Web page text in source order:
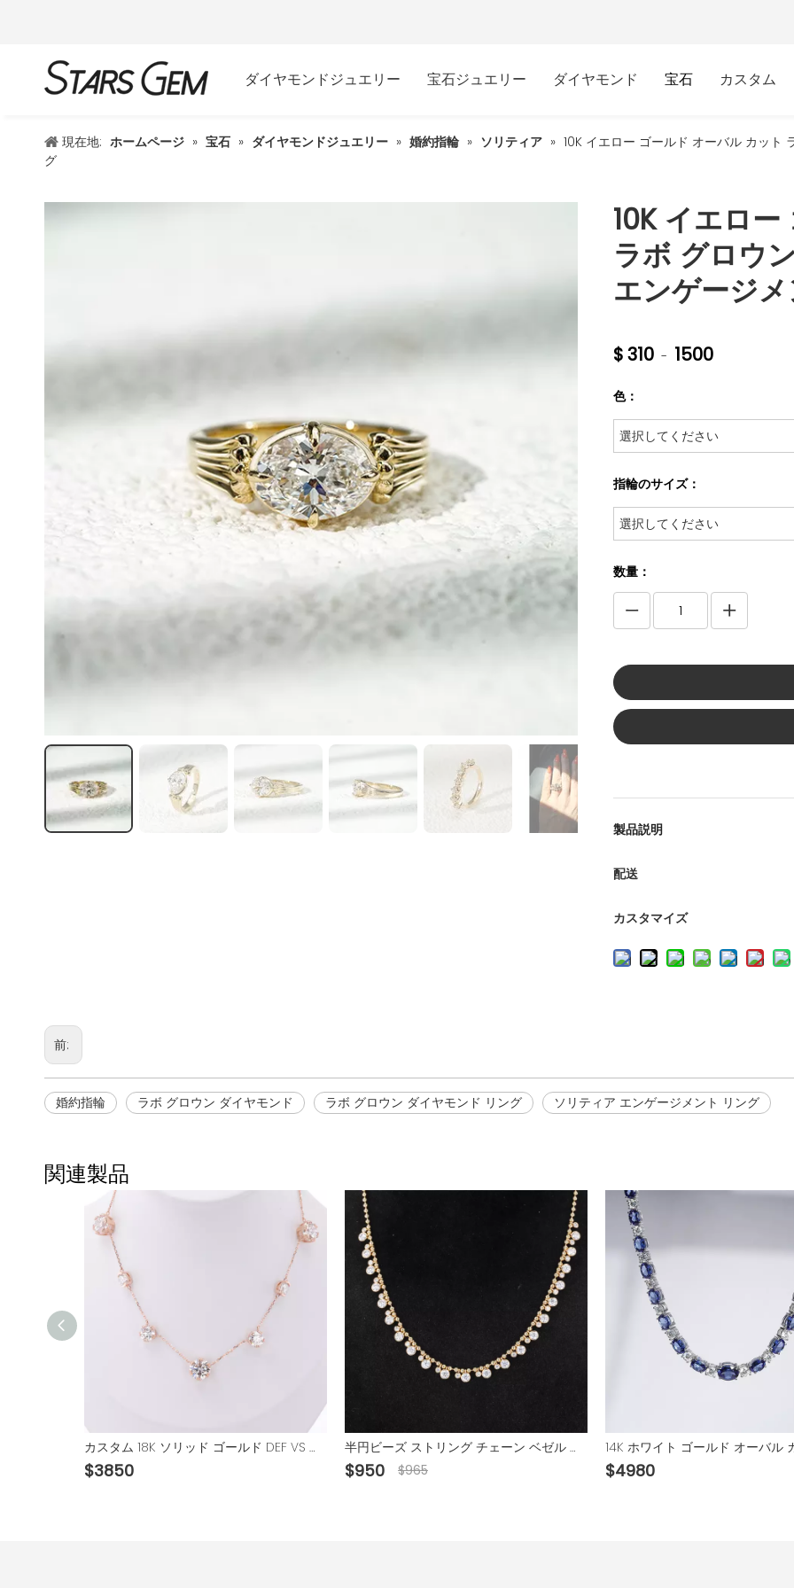
ダイヤモンドジュエリー 宝石ジュエリー ダイヤモンド 宝石 カスタム
現在地: ホームページ » 宝石 » ダイヤモンドジュエリー » 婚約指輪 » ソリティア » 10K イエロー ゴールド オーバル カット
グ
10K イエロ
ラボ グロウ
エンゲージ
$310 - 1500
色：
選択してください
指輪のサイズ：
選択してください
数量：
製品説明
配送
カスタマイズ
前:
婚約指輪 ラボ グロウン ダイヤモンド ラボ グロウン ダイヤモンド リング ソリティア エンゲージメント リング
関連製品
カスタム 18K ソリッド ゴールド DEF VS ラウンド ブリリアント カット ラボ グロウン ダイヤモンド ネックレス
$3850
半円ビーズ ストリング チェーン ベゼル セット DEF モアサナイト ダイヤモンド 14K ゴールド ネックレス
$950 $965 $4980